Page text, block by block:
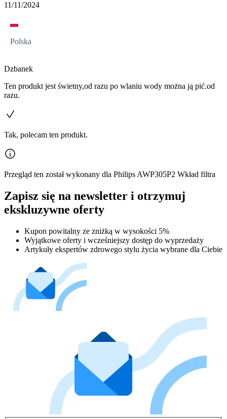
11/11/2024
Polska
Dzbanek
Ten produkt jest świetny,od razu po wlaniu wody można ją pić.od
razu.
Tak, polecam ten produkt.
Przegląd ten został wykonany dla Philips AWP305P2 Wkład filtra
Zapisz się na newsletter i otrzymuj
ekskluzywne oferty
Kupon powitalny ze zniżką w wysokości 5%
Wyjątkowe oferty i wcześniejszy dostęp do wyprzedaży
Artykuły ekspertów zdrowego stylu życia wybrane dla Ciebie